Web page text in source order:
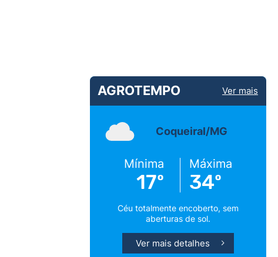
AGROTEMPO Ver mais
Coqueiral/MG
Mínima
17º
Máxima
34º
Céu totalmente encoberto, sem
aberturas de sol.
Ver mais detalhes